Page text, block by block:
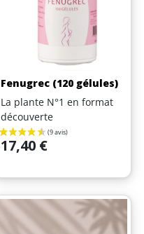
Fenugrec (120 gélules)
La plante N°1 en format
découverte
Prix
17,40 €